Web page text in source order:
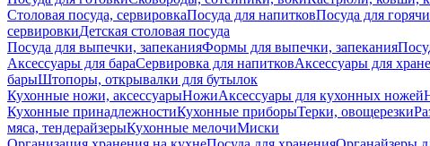
Столовая посуда, сервировкаПосуда для напитковПосуда для
сервировкиДетская столовая посуда
Посуда для выпечки, запеканияФормы для выпечки, запекания
Аксессуары для бараСервировка для напитковАксессуары для
барыШтопоры, открывалки для бутылок
Кухонные ножи, аксессуарыНожиАксессуары для кухонных ножей
Кухонные принадлежностиКухонные приборыТерки, овощерезки
мяса, тендерайзерыКухонные мелочиМиски